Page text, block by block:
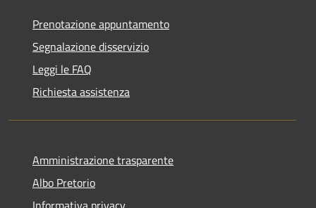
Prenotazione appuntamento
Segnalazione disservizio
Leggi le FAQ
Richiesta assistenza
Amministrazione trasparente
Albo Pretorio